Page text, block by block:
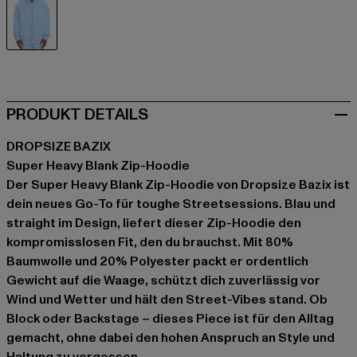
PRODUKT DETAILS
DROPSIZE BAZIX
Super Heavy Blank Zip-Hoodie
Der Super Heavy Blank Zip-Hoodie von Dropsize Bazix ist
dein neues Go-To für toughe Streetsessions. Blau und
straight im Design, liefert dieser Zip-Hoodie den
kompromisslosen Fit, den du brauchst. Mit 80%
Baumwolle und 20% Polyester packt er ordentlich
Gewicht auf die Waage, schützt dich zuverlässig vor
Wind und Wetter und hält den Street-Vibes stand. Ob
Block oder Backstage – dieses Piece ist für den Alltag
gemacht, ohne dabei den hohen Anspruch an Style und